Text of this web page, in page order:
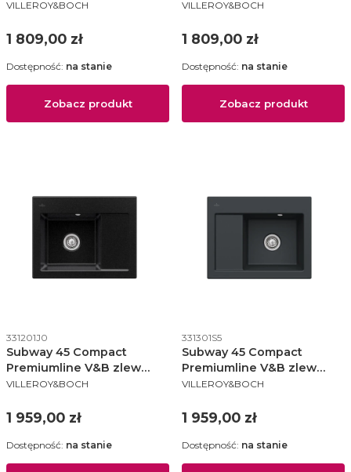
ceramiczny 510x650 KM
331201R1
VILLEROY&BOCH
Cena
1 809,00 zł
Zobacz produkt
Dostępność: na stanie
ceramiczny 510x650 KM
331301R1
VILLEROY&BOCH
Cena
1 809,00 zł
Zobacz produkt
Dostępność: na stanie
Kod produktu
331201J0
Subway 45 Compact
Premiumline V&B zlew
ceramiczny 510x650 KM
331201J0
PRODUCENT
VILLEROY&BOCH
Cena
1 959,00 zł
Dostępność: na stanie
Kod produktu
331301S5
Subway 45 Compact
Premiumline V&B zlew
ceramiczny 510x650 KM
PRODUCENT
VILLEROY&BOCH
Cena
1 959,00 zł
Dostępność: na stanie